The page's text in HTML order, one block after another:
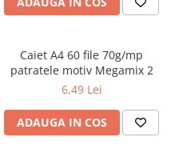
Caiet A4 60 file 70g/mp
patratele motiv Megamix 2
6,49 Lei
ADAUGA IN COS